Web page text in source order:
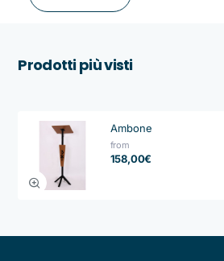
Prodotti più visti
Ambone
from
158,00€